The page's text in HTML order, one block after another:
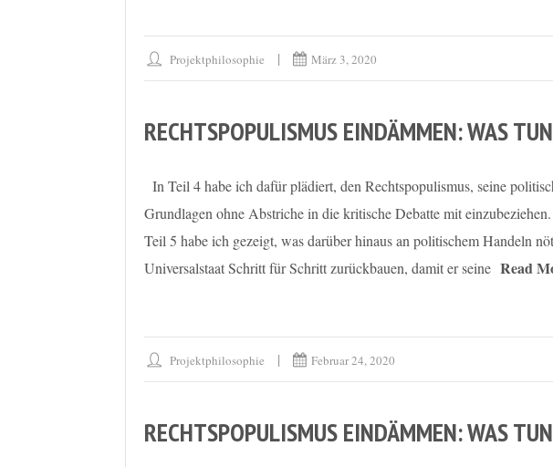
Projektphilosophie März 3, 2020
RECHTSPOPULISMUS EINDÄMMEN: WAS
In Teil 4 habe ich dafür plädiert, den Rechtspopulismus, seine
Grundlagen ohne Abstriche in die kritische Debatte mit
Teil 5 habe ich gezeigt, was darüber hinaus an politischem Handeln
Universalstaat Schritt für Schritt zurückbauen, damit er seine Read
Projektphilosophie Februar 24, 2020
RECHTSPOPULISMUS EINDÄMMEN: WAS